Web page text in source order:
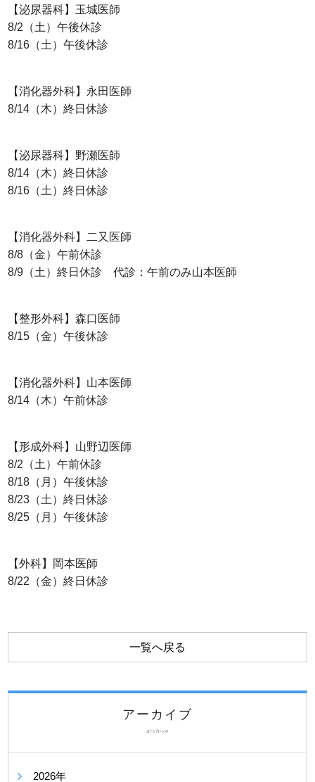
【泌尿器科】玉城医師
8/2（土）午後休診
8/16（土）午後休診
【消化器外科】永田医師
8/14（木）終日休診
【泌尿器科】野瀬医師
8/14（木）終日休診
8/16（土）終日休診
【消化器外科】二又医師
8/8（金）午前休診
8/9（土）終日休診 代診：午前のみ山本医師
【整形外科】森口医師
8/15（金）午後休診
【消化器外科】山本医師
8/14（木）午前休診
【形成外科】山野辺医師
8/2（土）午前休診
8/18（月）午後休診
8/23（土）終日休診
8/25（月）午後休診
【外科】岡本医師
8/22（金）終日休診
一覧へ戻る
アーカイブ
archive
2026年